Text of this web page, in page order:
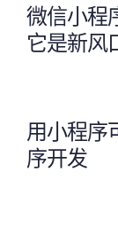
微信小程
它是新风
用小程序
序开发